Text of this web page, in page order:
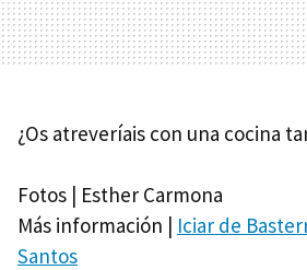
¿Os atreveríais con una cocina
Fotos | Esther Carmona
Más información | Iciar de
Santos